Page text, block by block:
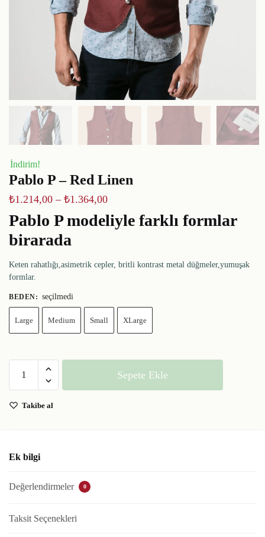
İndirim!
Pablo P – Red Linen
₺1.214,00 – ₺1.364,00
Pablo P modeliyle farklı formlar
birarada
Keten rahatlığı,asimetrik cepler, britli kontrast metal düğmeler,yumuşak
formlar.
BEDEN: seçilmedi
Large Medium Small XLarge
Sepete Ekle
Takibe al
Ek bilgi
Değerlendirmeler 0
Taksit Seçenekleri